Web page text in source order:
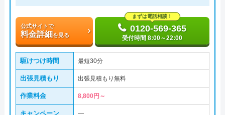
公式サイトで
料金詳細を見る
まずは電話相談！
0120-569-365
受付時間 8:00～22:00
駆けつけ時間 最短30分
出張見積もり 出張見積もり無料
作業料金 8,800円～
キャンペーン ―